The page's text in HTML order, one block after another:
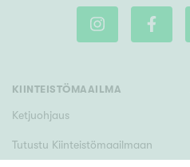
KIINTEISTÖMAAILMA
Ketjuohjaus
Tutustu Kiinteistömaailmaan